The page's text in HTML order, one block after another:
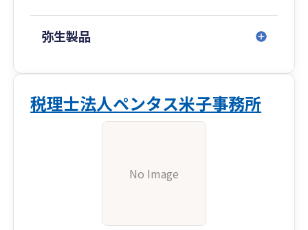
弥生製品
税理士法人ペンタス米子事務所
No Image